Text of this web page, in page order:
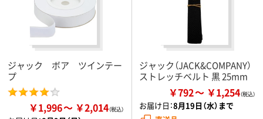
ジャック ボア ツインテー
プ
￥1,996 ￥2,014
ジャック（JACK&COMPANY）
ストレッチベルト 黒 25mm
￥792 ￥1,254
お届け日：8月19日（水）まで